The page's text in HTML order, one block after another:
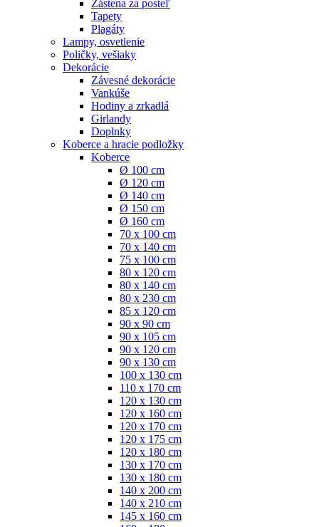
Zástena za posteľ
Tapety
Plagáty
Lampy, osvetlenie
Poličky, vešiaky
Dekorácie
Závesné dekorácie
Vankúše
Hodiny a zrkadlá
Girlandy
Doplnky
Koberce a hracie podložky
Koberce
Ø 100 cm
Ø 120 cm
Ø 140 cm
Ø 150 cm
Ø 160 cm
70 x 100 cm
70 x 140 cm
75 x 100 cm
80 x 120 cm
80 x 140 cm
80 x 230 cm
85 x 120 cm
90 x 90 cm
90 x 105 cm
90 x 120 cm
90 x 130 cm
100 x 130 cm
110 x 170 cm
120 x 130 cm
120 x 160 cm
120 x 170 cm
120 x 175 cm
120 x 180 cm
130 x 170 cm
130 x 180 cm
140 x 200 cm
140 x 210 cm
145 x 160 cm